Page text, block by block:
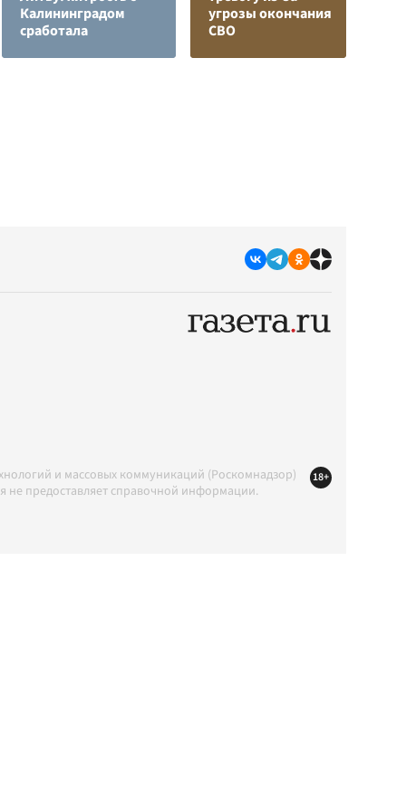
Калининградом
сработала
угрозы окончания
СВО
и массовых коммуникаций (Роскомнадзор)
не предоставляет справочной информации.
18+